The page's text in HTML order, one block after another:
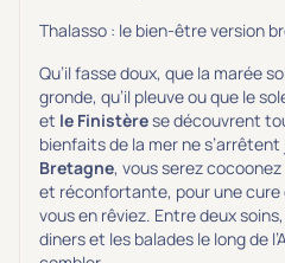
Thalasso : le bien-être version
Qu’il fasse doux, que la marée
gronde, qu’il pleuve ou que le
et le Finistèrese découvrent
bienfaits de la mer ne s’arrêtent
Bretagne, vous serez
et réconfortante, pour une cure
vous en rêviez. Entre deux
diners et les balades le long de